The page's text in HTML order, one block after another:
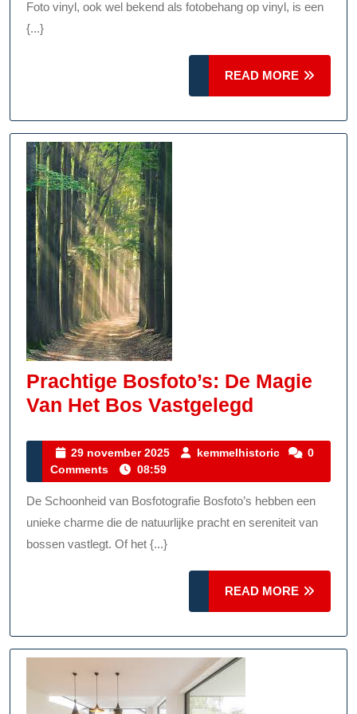
Foto
In
Jouw
Foto vinyl, ook wel bekend als fotobehang op vinyl, is een
{...}
READ MORE
MORE
Prachtige Bosfoto’s: De Magie
Van Het Bos Vastgelegd
De
Van
Het
Vastgelegd
29 november 2025
29
2025
kemmelhistoric
0
Comments
08:59
De Schoonheid van Bosfotografie Bosfoto’s hebben een
unieke charme die de natuurlijke pracht en sereniteit van
bossen vastlegt. Of het {...}
READ MORE
MORE